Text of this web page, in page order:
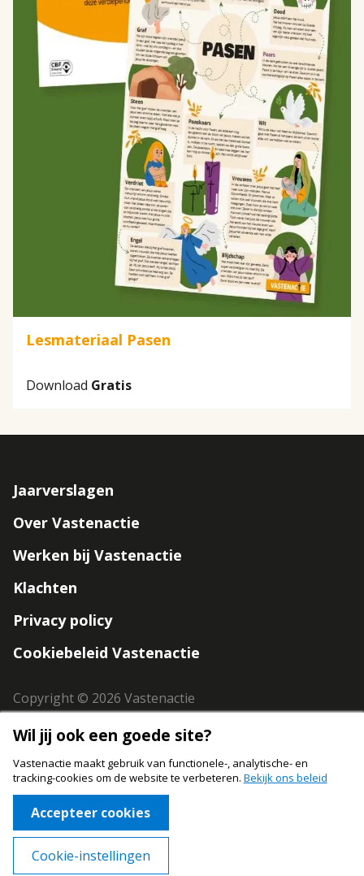
Materialen bestellen
0 items toegevoegd
WINKELMAND BEKIJKEN
Lesmateriaal Pasen
Download Gratis
Footer
navigation
Jaarverslagen
Over Vastenactie
Werken bij Vastenactie
Klachten
Privacy policy
Cookiebeleid Vastenactie
Copyright © 2026 Vastenactie
Wil jij ook een goede site?
Vastenactie maakt gebruik van functionele-, analytische- en
tracking-cookies om de website te verbeteren. Bekijk ons beleid
Accepteer cookies
Cookie-instellingen